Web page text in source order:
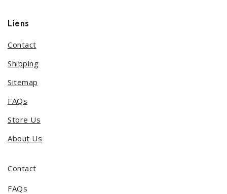
Liens
Contact
Shipping
Sitemap
FAQs
Store Us
About Us
Contact
FAQs